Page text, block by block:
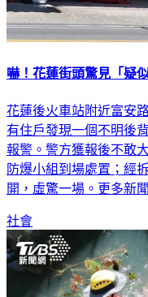
嚇！花蓮街頭驚見「疑
花蓮後火車站附近富安
有住戶發現一個不明後
報警。警方獲報後不敢
防爆小組到場處置；經
開，虛驚一場。更多新聞
社會